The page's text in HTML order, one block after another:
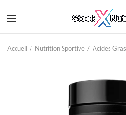
Accueil Nutrition Sportive Acides Gras